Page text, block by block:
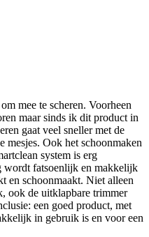
mee te scheren. Voorheen
maar sinds ik dit product in
gaat veel sneller met de
mesjes. Ook het schoonmaken
system is erg
fatsoenlijk en makkelijk
en schoonmaakt. Niet alleen
ook de uitklapbare trimmer
een goed product, met
in gebruik is en voor een